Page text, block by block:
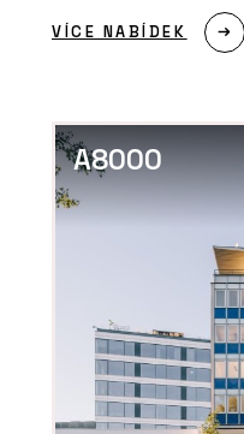
VÍCE NABÍDEK
A8000